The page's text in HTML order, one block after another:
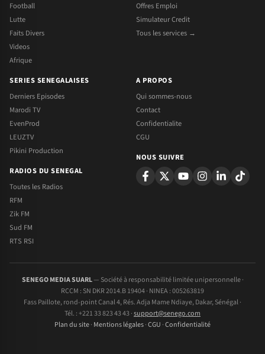
Football
Lutte
Faits Divers
Videos
Afrique
Offres Emploi
Simulateur Credit
Tous les services →
SERIES SENEGALAISES
Derniers Episodes
Marodi TV
EvenProd
LEUZTV
Pikini Production
RADIOS DU SENEGAL
Toutes les Radios
RFM
Zik FM
Sud FM
RTS RSI
A PROPOS
Qui sommes-nous
Contact
Confidentialite
CGU
NOUS SUIVRE
SENEGO MEDIA SUARL— Société à responsabilité limitée unipersonnelle ·
RCCM : SN DKR 2014.B 19404 · NINEA : 005263819
Fass Paillote, rond-point Canal 4, Rés. Adja Mame Ndiaye, Dakar, Sénégal ·
Tél. : +221 33 823 43 43 ·support@senego.com
Plan du site· Mentions légales·CGU ·Confidentialité